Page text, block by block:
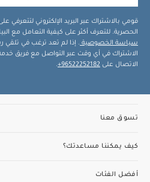
قومي بالاشتراك عبر البريد الإلكتروني
الحصرية. للتعرف أكثر على كيفية التعامل مع
سياسة الخصوصية . إذا لم تعد ترغب في تلقي
الاشتراك في أي وقت عبر التواصل مع فريق خدمة
الاتصال على 96522252182+
.
تسوق معنا
كيف يمكننا مساعدتك؟
أفضل الفئات